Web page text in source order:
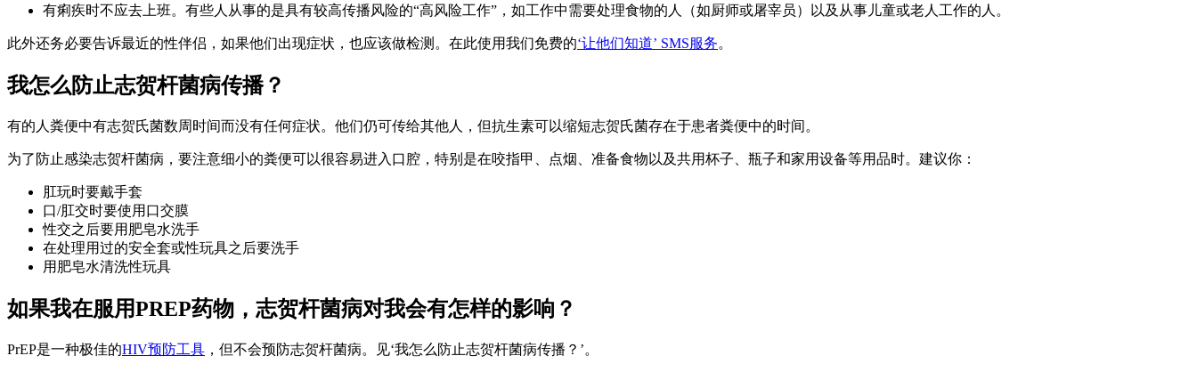
有痢疾时不应去上班。有些人从事的是具有较高传播风险的“高风险工作”，如工作中需要处理食物的人（如厨师或屠宰员）以及从事儿童或老人工作的人。
此外还务必要告诉最近的性伴侣，如果他们出现症状，也应该做检测。在此使用我们免费的‘让他们知道’ SMS服务。
我怎么防止志贺杆菌病传播？
有的人粪便中有志贺氏菌数周时间而没有任何症状。他们仍可传给其他人，但抗生素可以缩短志贺氏菌存在于患者粪便中的时间。
为了防止感染志贺杆菌病，要注意细小的粪便可以很容易进入口腔，特别是在咬指甲、点烟、准备食物以及共用杯子、瓶子和家用设备等用品时。建议你：
肛玩时要戴手套
口/肛交时要使用口交膜
性交之后要用肥皂水洗手
在处理用过的安全套或性玩具之后要洗手
用肥皂水清洗性玩具
如果我在服用PREP药物，志贺杆菌病对我会有怎样的影响？
PrEP是一种极佳的HIV预防工具 ，但不会预防志贺杆菌病。见‘我怎么防止志贺杆菌病传播？’。